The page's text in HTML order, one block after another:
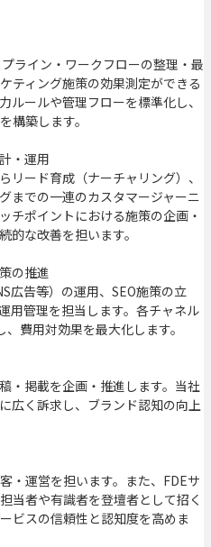
ライン・ワークフローの整理・最
ティング施策の効果測定ができる
ルールや管理フローを標準化し、
構築します。
・運用
リード育成（ナーチャリング）、
までの一連のカスタマージャーニ
チポイントにおける施策の企画・
的な改善を担います。
の推進
広告等）の運用、SEO施策の立
用管理を担当します。各チャネル
費用対効果を最大化します。
・掲載を企画・推進します。当社
広く訴求し、ブランド認知の向上
・運営を担います。また、FDEサ
当者や有識者を登壇者として招く
ビスの信頼性と認知度を高めま